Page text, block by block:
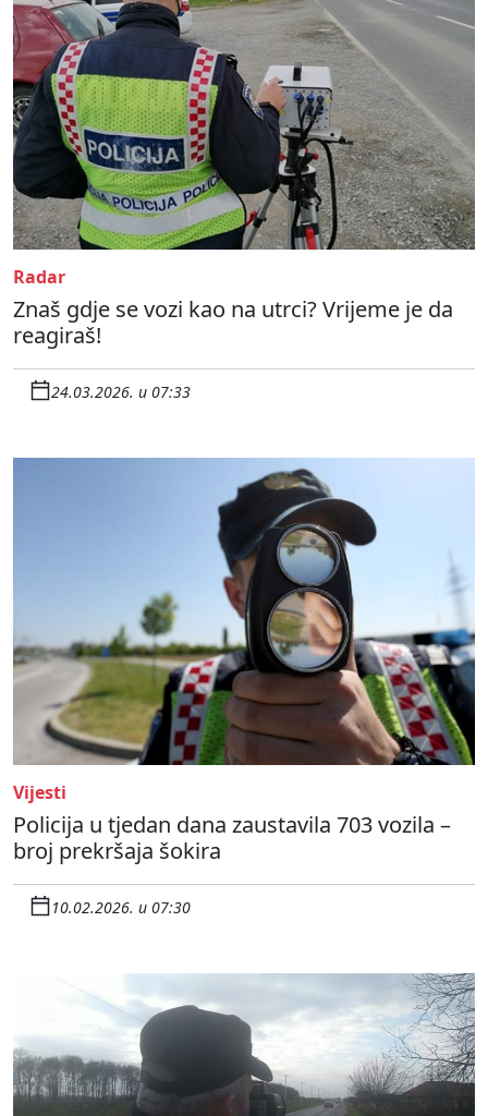
Radar
Znaš gdje se vozi kao na utrci? Vrijeme je da
reagiraš!
24.03.2026. u 07:33
Vijesti
Policija u tjedan dana zaustavila 703 vozila –
broj prekršaja šokira
10.02.2026. u 07:30